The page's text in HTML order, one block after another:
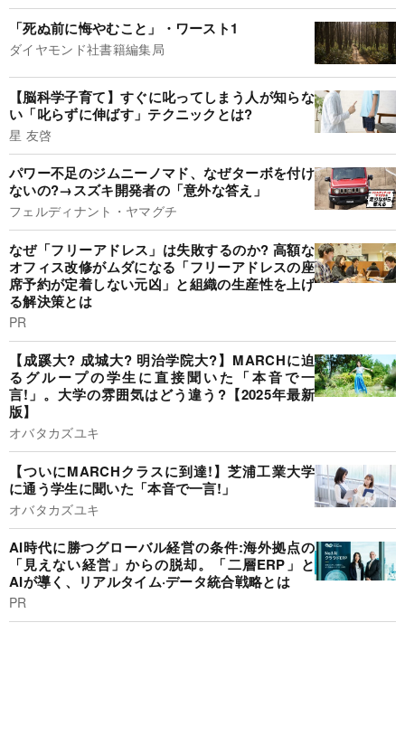
「死ぬ前に悔やむこと」・ワースト1
ダイヤモンド社書籍編集局
【脳科学子育て】すぐに叱ってしまう人が知らな
い「叱らずに伸ばす」テクニックとは?
星 友啓
パワー不足のジムニーノマド、なぜターボを付け
ないの?→スズキ開発者の「意外な答え」
フェルディナント・ヤマグチ
なぜ「フリーアドレス」は失敗するのか? 高額な
オフィス改修がムダになる「フリーアドレスの座
席予約が定着しない元凶」と組織の生産性を上げ
る解決策とは
PR
【成蹊大? 成城大? 明治学院大?】MARCHに迫
るグループの学生に直接聞いた「本音で一
言!」。大学の雰囲気はどう違う?【2025年最新
版】
オバタカズユキ
【ついにMARCHクラスに到達!】芝浦工業大学
に通う学生に聞いた「本音で一言!」
オバタカズユキ
AI時代に勝つグローバル経営の条件:海外拠点の
「見えない経営」からの脱却。「二層ERP」と
AIが導く、リアルタイム·データ統合戦略とは
PR